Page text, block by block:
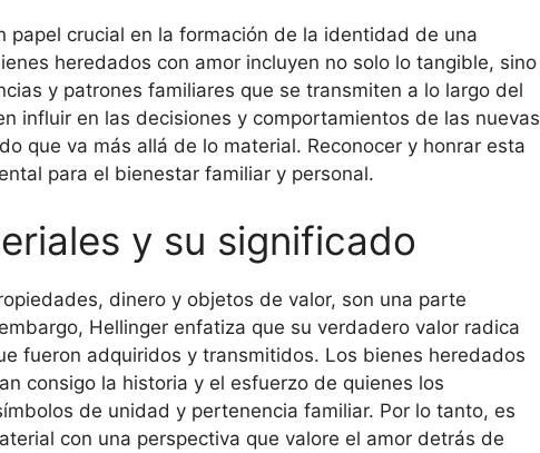
papel crucial en la formación de la identidad de una
heredados con amor incluyen no solo lo tangible, sino
y patrones familiares que se transmiten a lo largo del
influir en las decisiones y comportamientos de las nuevas
que va más allá de lo material. Reconocer y honrar esta
para el bienestar familiar y personal.
y su significado
dinero y objetos de valor, son una parte
Hellinger enfatiza que su verdadero valor radica
fueron adquiridos y transmitidos. Los bienes heredados
consigo la historia y el esfuerzo de quienes los
de unidad y pertenencia familiar. Por lo tanto, es
con una perspectiva que valore el amor detrás de